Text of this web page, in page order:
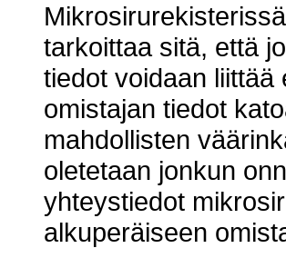
tarkoittaa sitä, että
tiedot voidaan liittää
omistajan tiedot
mahdollisten
oletetaan jonkun
yhteystiedot
alkuperäiseen